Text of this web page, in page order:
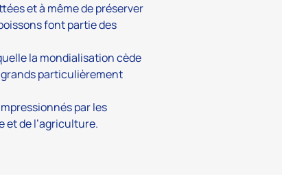
et à même de préserver
font partie des
la mondialisation cède
particulièrement
par les
et de l’agriculture.